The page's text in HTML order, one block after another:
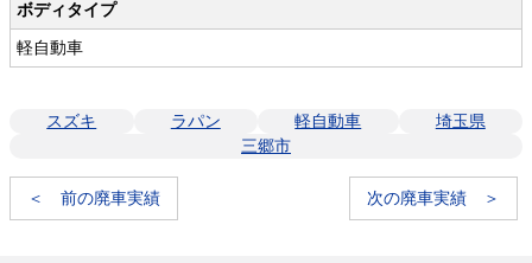
ボディタイプ
軽自動車
スズキ ラパン 軽自動車
埼玉県
三郷市
＜ 前の廃車実績 次の廃車実績 ＞